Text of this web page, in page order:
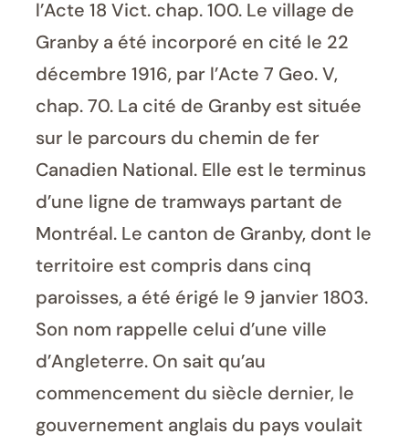
l’Acte 18 Vict. chap. 100. Le village de
Granby a été incorporé en cité le 22
décembre 1916, par l’Acte 7 Geo. V,
chap. 70. La cité de Granby est située
sur le parcours du chemin de fer
Canadien National. Elle est le terminus
d’une ligne de tramways partant de
Montréal. Le canton de Granby, dont le
territoire est compris dans cinq
paroisses, a été érigé le 9 janvier 1803.
Son nom rappelle celui d’une ville
d’Angleterre. On sait qu’au
commencement du siècle dernier, le
gouvernement anglais du pays voulait